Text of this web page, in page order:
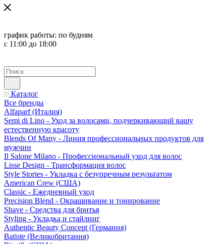
график работы: по будням
с 11:00 до 18:00
Каталог
Все бренды
Alfaparf (Италия)
Semi di Lino - Уход за волосами, подчеркивающий вашу
естественную красоту
Blends Of Many - Линия профессиональных продуктов для
мужчин
Il Salone Milano - Профессиональный уход для волос
Lisse Design - Трансформация волос
Style Stories - Укладка с безупречным результатом
American Crew (США)
Classic - Ежедневный уход
Precision Blend - Окрашивание и тонирование
Shave - Средства для бритья
Styling - Укладка и стайлинг
Authentic Beauty Concept (Германия)
Batiste (Великобритания)